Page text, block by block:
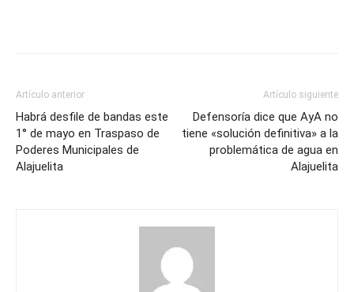
Artículo anterior
Habrá desfile de bandas este
1° de mayo en Traspaso de
Poderes Municipales de
Alajuelita
Artículo siguiente
Defensoría dice que AyA no
tiene «solución definitiva» a la
problemática de agua en
Alajuelita